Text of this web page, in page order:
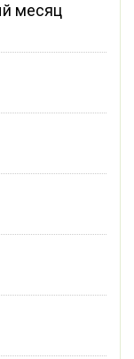
месяц